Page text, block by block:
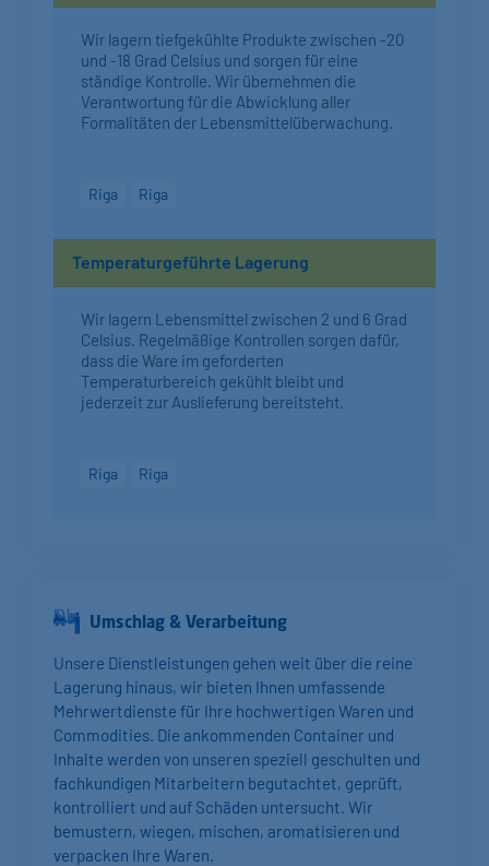
Wir lagern tiefgekühlte Produkte zwischen -20
und -18 Grad Celsius und sorgen für eine
ständige Kontrolle. Wir übernehmen die
Verantwortung für die Abwicklung aller
Formalitäten der Lebensmittelüberwachung.
Riga Riga
Temperaturgeführte Lagerung
Wir lagern Lebensmittel zwischen 2 und 6 Grad
Celsius. Regelmäßige Kontrollen sorgen dafür,
dass die Ware im geforderten
Temperaturbereich gekühlt bleibt und
jederzeit zur Auslieferung bereitsteht.
Riga Riga
Umschlag & Verarbeitung
Unsere Dienstleistungen gehen weit über die reine
Lagerung hinaus, wir bieten Ihnen umfassende
Mehrwertdienste für Ihre hochwertigen Waren und
Commodities. Die ankommenden Container und
Inhalte werden von unseren speziell geschulten und
fachkundigen Mitarbeitern begutachtet, geprüft,
kontrolliert und auf Schäden untersucht. Wir
bemustern, wiegen, mischen, aromatisieren und
verpacken Ihre Waren.